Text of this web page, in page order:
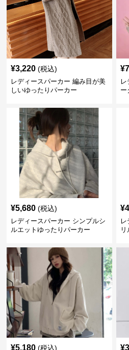
¥3,220 (税込)
レディースパーカー 編み目が美
しいゆったりパーカー
¥
ー
¥5,680 (税込)
レディースパーカー シンプルシ
ルエットゆったりパーカー
¥
¥5,180 (税込) ¥